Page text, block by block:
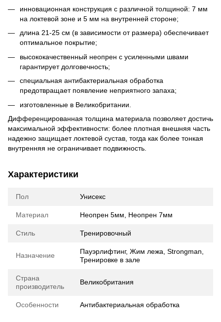
инновационная конструкция с различной толщиной: 7 мм
на локтевой зоне и 5 мм на внутренней стороне;
длина 21-25 см (в зависимости от размера) обеспечивает
оптимальное покрытие;
высококачественный неопрен с усиленными швами
гарантирует долговечность;
специальная антибактериальная обработка
предотвращает появление неприятного запаха;
изготовленные в Великобритании.
Дифференцированная толщина материала позволяет достичь
максимальной эффективности: более плотная внешняя часть
надежно защищает локтевой сустав, тогда как более тонкая
внутренняя не ограничивает подвижность.
Характеристики
Пол Унисекс
Материал Неопрен 5мм, Неопрен 7мм
Стиль Тренировочный
Назначение
Пауэрлифтинг, Жим лежа, Strongman,
Тренировке в зале
Страна
производитель
Великобритания
Особенности Антибактериальная обработка